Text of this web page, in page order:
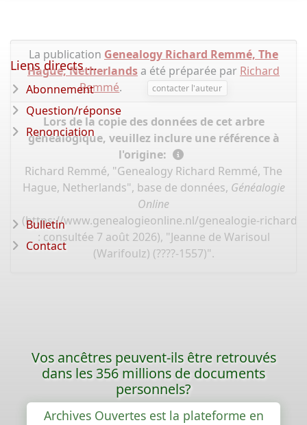
La publication Genealogy Richard Remmé, The
Hague, Netherlands a été préparée par Richard
Remmé. contacter l'auteur
Lors de la copie des données de cet arbre
généalogique, veuillez inclure une référence à
l'origine:
Richard Remmé, "Genealogy Richard Remmé, The
Hague, Netherlands", base de données, Généalogie
Online
(https://www.genealogieonline.nl/genealogie-richard-
: consultée 7 août 2026), "Jeanne de Warisoul
(Warifoulz) (????-1557)".
Liens directs ...
Abonnement
Question/réponse
Renonciation
Bulletin
Contact
Vos ancêtres peuvent-ils être retrouvés
dans les 356 millions de documents
personnels?
Archives Ouvertes est la plateforme en